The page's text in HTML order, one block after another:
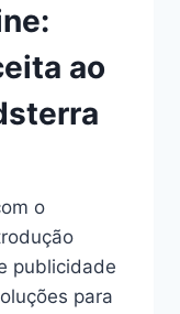
ao
o
publicidade
para